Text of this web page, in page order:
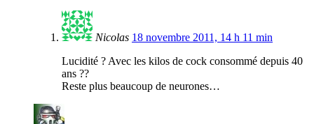
Nicolas 18 novembre 2011, 14 h 11 min
Lucidité ? Avec les kilos de cock consommé depuis 40
ans ??
Reste plus beaucoup de neurones…